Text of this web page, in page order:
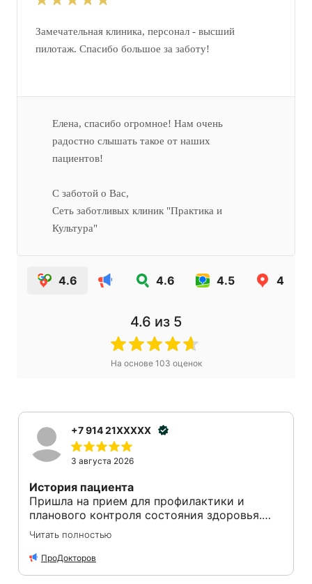
Замечательная клиника, персонал - высший
пилотаж. Спасибо большое за заботу!
Елена, спасибо огромное! Нам очень
радостно слышать такое от наших
пациентов!
С заботой о Вас,
Сеть заботливых клиник "Практика и
Культура"